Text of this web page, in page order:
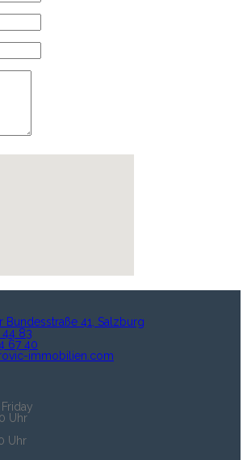
Bundesstraße 41, Salzburg
44 83
67 40
immobilien.com
Uhr
Uhr